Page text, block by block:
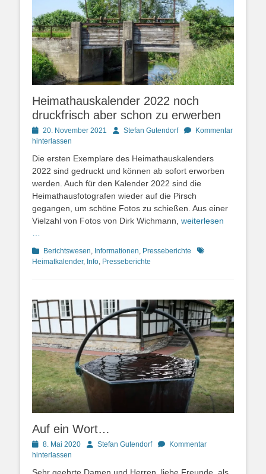
Heimathauskalender 2022 noch
druckfrisch aber schon zu erwerben
Posted
on
20. November 2021 AutorStefan Gutendorf
Kommentar
hinterlassen
Die ersten Exemplare des Heimathauskalenders
2022 sind gedruckt und können ab sofort erworben
werden. Auch für den Kalender 2022 sind die
Heimathausfotografen wieder auf die Pirsch
gegangen, um schöne Fotos zu schießen. Aus einer
Vielzahl von Fotos von Dirk Wichmann, weiterlesen
Kategorien
Berichtswesen, Informationen, Presseberichte
Schlagworte
Heimatkalender, Info, Presseberichte
Auf ein Wort…
Posted
on
8. Mai 2020 AutorStefan Gutendorf
Kommentar
hinterlassen